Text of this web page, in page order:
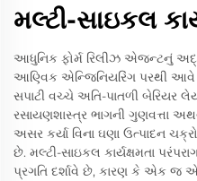
મલ્ટી-સાઇકલ
આધુનિક ફોર્મ રિલીઝ એજન્ટનું
આણ્વિક એન્જિનિયરિંગ પરથી આવે
સપાટી વચ્ચે અતિ-પાતળી બેરિયર
રસાયણશાસ્ત્ર ભાગની ગુણવત્તા
અસર કર્યા વિના ઘણા ઉત્પાદન
છે. મલ્ટી-સાઇકલ કાર્યક્ષમતા
પ્રગતિ દર્શાવે છે, કારણ કે એક જ